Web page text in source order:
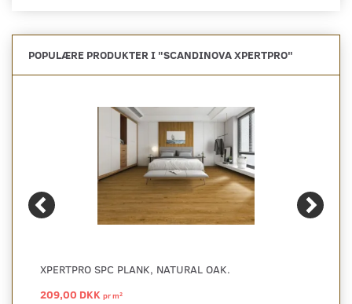
POPULÆRE PRODUKTER I "SCANDINOVA XPERTPRO"
XPERTPRO SPC PLANK, NATURAL OAK.
209,00 DKK prm2